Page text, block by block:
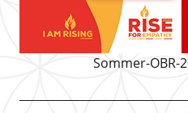
Sommer-OBR-